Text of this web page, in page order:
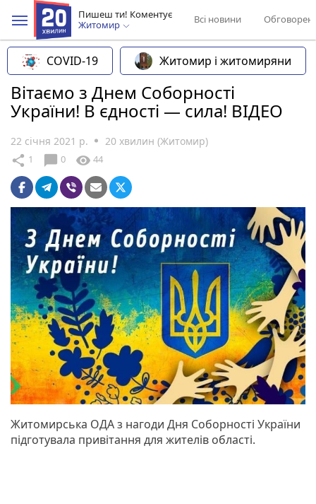
Пишеш ти! Коментує
Житомир
Всі новини
COVID-19 Житомир і житомиряни
Вітаємо з Днем Соборності
України! В єдності — сила! ВІДЕО
22 січня 2021 р. 20 хвилин (Житомир)
share 1 chat_bubble 0 visibility 44
Житомирська ОДА з нагоди Дня Соборності України
підготувала привітання для жителів області.